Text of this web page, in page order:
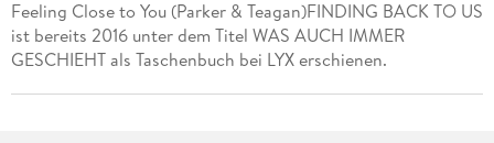
Feeling Close to You (Parker & Teagan)FINDING BACK TO US
ist bereits 2016 unter dem Titel WAS AUCH IMMER
GESCHIEHT als Taschenbuch bei LYX erschienen.